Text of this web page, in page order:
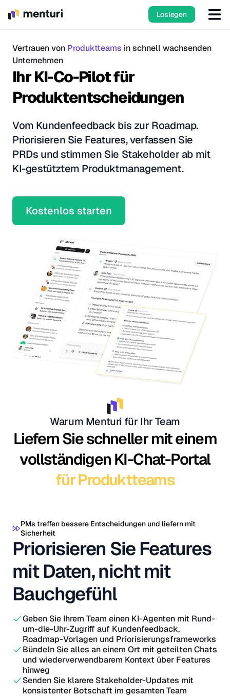
Loslegen
Vertrauen von Produktteams in schnell wachsenden
Unternehmen
Ihr KI-Co-Pilot für
Produktentscheidungen
Vom Kundenfeedback bis zur Roadmap.
Priorisieren Sie Features, verfassen Sie
PRDs und stimmen Sie Stakeholder ab mit
KI-gestütztem Produktmanagement.
Kostenlos starten
Warum Menturi für Ihr Team
Liefern Sie schneller mit einem
vollständigen KI-Chat-Portal
für Produktteams
PMs treffen bessere Entscheidungen und liefern mit
Sicherheit
Priorisieren Sie Features
mit Daten, nicht mit
Bauchgefühl
Geben Sie Ihrem Team einen KI-Agenten mit Rund-
um-die-Uhr-Zugriff auf Kundenfeedback,
Roadmap-Vorlagen und Priorisierungsframeworks
Bündeln Sie alles an einem Ort mit geteilten Chats
und wiederverwendbarem Kontext über Features
hinweg
Senden Sie klarere Stakeholder-Updates mit
konsistenter Botschaft im gesamten Team